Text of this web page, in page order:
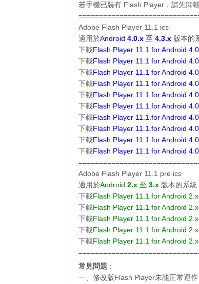
若手機已裝有 Flash Player，請先卸載
Adobe Flash Player 11.1 ics
適用於Android 4.0.x 至 4.3.x 版本的
下載Flash Player 11.1 for Android
下載Flash Player 11.1 for Android
下載Flash Player 11.1 for Android
下載Flash Player 11.1 for Android
下載Flash Player 11.1.for Android
下載Flash Player 11.1.for Android
下載Flash Player 11.1.for Android
下載Flash Player 11.1.for Android
下載Flash Player 11.1.for Android
下載Flash Player 11.1 for Android
Adobe Flash Player 11.1 pre ics
適用於Android 2.x 至 3.x 版本的系統
下載Flash Player 11.1 for Android
下載Flash Player 11.1 for Android
下載Flash Player 11.1 for Android
下載Flash Player 11.1 for Android
下載Flash Player 11.1 for Android
常見問題 ：
一、修改版Flash Player未能正常運作